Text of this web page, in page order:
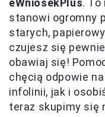
eWniosekPlus.
stanowi ogromny
starych,
czujesz się
obawiaj się!
chęcią odpowie
infolinii, jak i
teraz skupimy się